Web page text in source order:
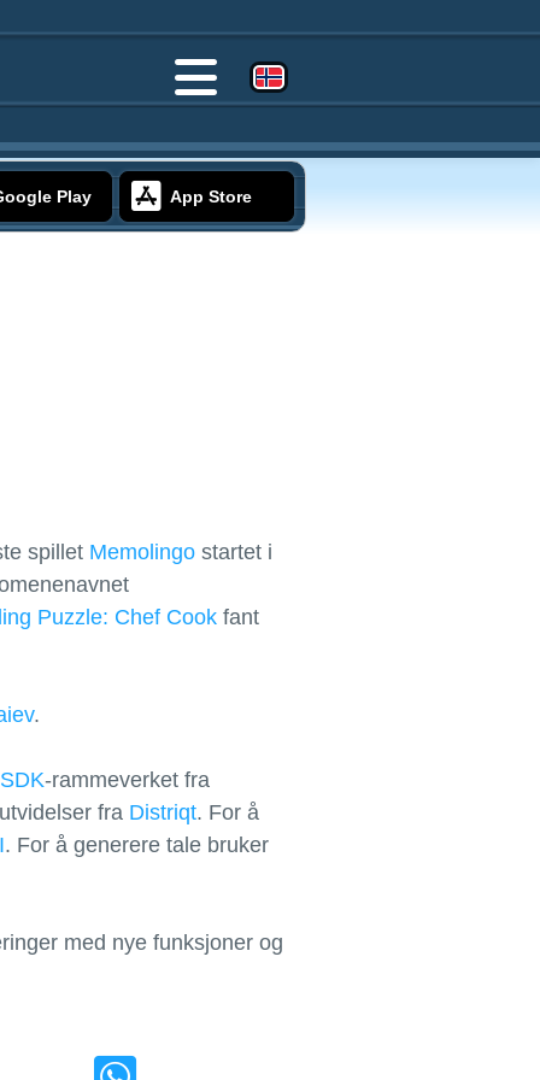
Play App Store
spillet Memolingo startet i
Puzzle: Chef Cook fant
.
-rammeverket fra
fra Distriqt. For å
. For å generere tale bruker
med nye funksjoner og